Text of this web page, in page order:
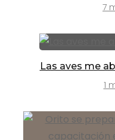
7
Las aves me
1